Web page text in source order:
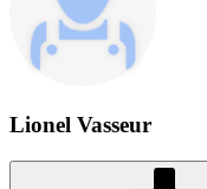
Lionel Vasseur